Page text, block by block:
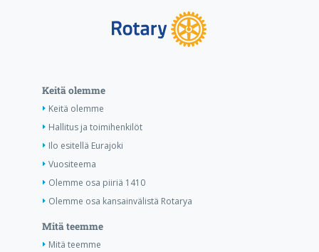
Keitä olemme
Keitä olemme
Hallitus ja toimihenkilöt
Ilo esitellä Eurajoki
Vuositeema
Olemme osa piiriä 1410
Olemme osa kansainvälistä Rotarya
Mitä teemme
Mitä teemme